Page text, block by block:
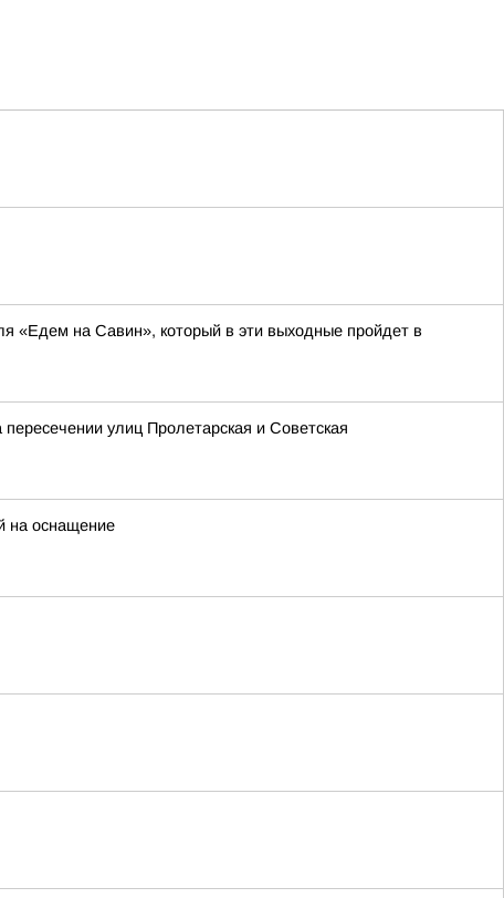
«Едем на Савин», который в эти выходные пройдет в
улиц Пролетарская и Советская
на оснащение